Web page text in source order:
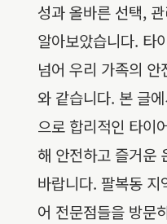
성과 올바른 선택,
알아보았습니다. 타
넘어 우리 가족의
와 같습니다. 본 글
으로 합리적인 타이
해 안전하고 즐거운
바랍니다. 팔복동 지
어 전문점들을 방문